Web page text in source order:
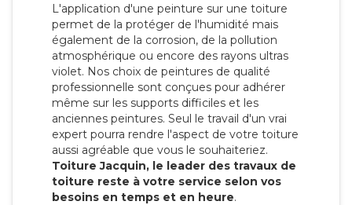
L'application d'une peinture sur une toiture
permet de la protéger de l'humidité mais
également de la corrosion, de la pollution
atmosphérique ou encore des rayons ultras
violet. Nos choix de peintures de qualité
professionnelle sont conçues pour adhérer
même sur les supports difficiles et les
anciennes peintures. Seul le travail d'un vrai
expert pourra rendre l'aspect de votre toiture
aussi agréable que vous le souhaiteriez.
Toiture Jacquin, le leader des travaux de
toiture reste à votre service selon vos
besoins en temps et en heure.